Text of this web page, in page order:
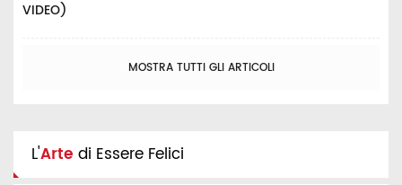
VIDEO)
MOSTRA TUTTI GLI ARTICOLI
L'Arte di Essere Felici